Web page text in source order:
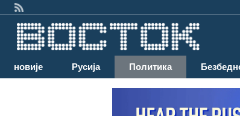
Најновије Русија Политика